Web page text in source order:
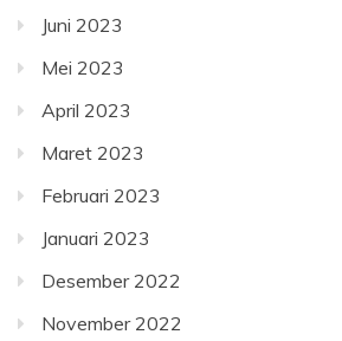
Juni 2023
Mei 2023
April 2023
Maret 2023
Februari 2023
Januari 2023
Desember 2022
November 2022